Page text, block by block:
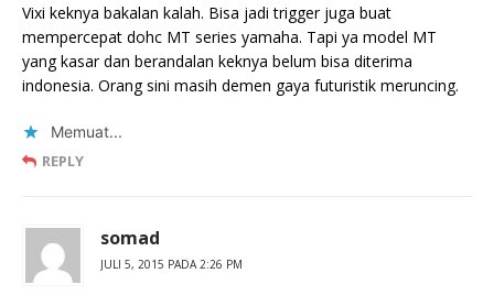
Vixi keknya bakalan kalah. Bisa jadi trigger juga buat
mempercepat dohc MT series yamaha. Tapi ya model MT
yang kasar dan berandalan keknya belum bisa diterima
indonesia. Orang sini masih demen gaya futuristik meruncing.
Memuat...
REPLY
somad
JULI 5, 2015 PADA 2:26 PM